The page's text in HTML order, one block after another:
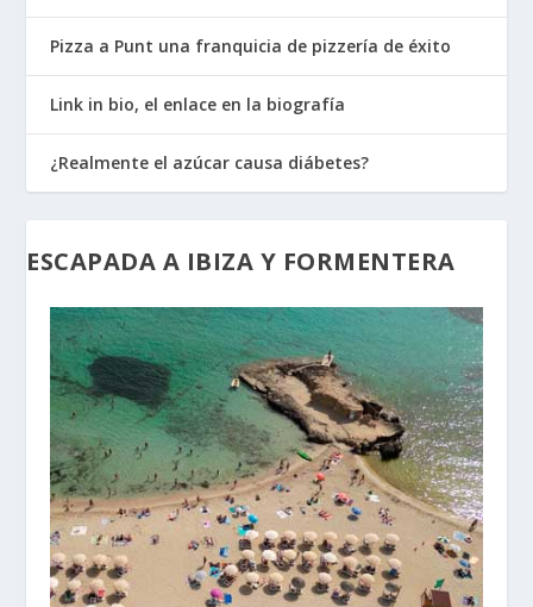
Pizza a Punt una franquicia de pizzería de éxito
Link in bio, el enlace en la biografía
¿Realmente el azúcar causa diábetes?
ESCAPADA A IBIZA Y FORMENTERA